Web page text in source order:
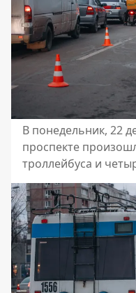
В понедельник, 22
проспекте
троллейбуса и